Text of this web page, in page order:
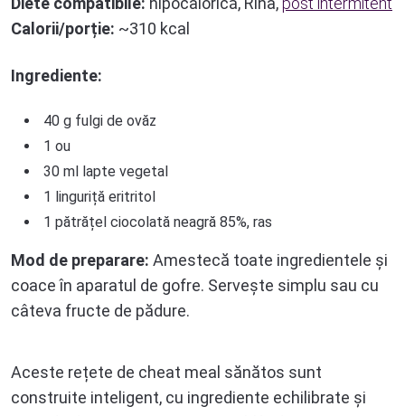
Calorii/porție: ~310 kcal
Ingrediente:
40 g fulgi de ovăz
1 ou
30 ml lapte vegetal
1 linguriță eritritol
1 pătrățel ciocolată neagră 85%, ras
Mod de preparare: Amestecă toate ingredientele și
coace în aparatul de gofre. Servește simplu sau cu
câteva fructe de pădure.
Aceste rețete de cheat meal sănătos sunt
construite inteligent, cu ingrediente echilibrate și